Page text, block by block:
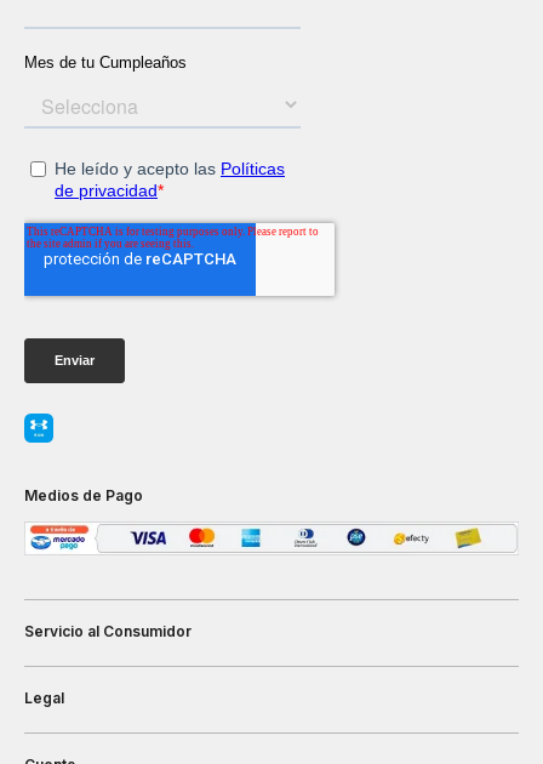
Medios de Pago
Servicio al Consumidor
Legal